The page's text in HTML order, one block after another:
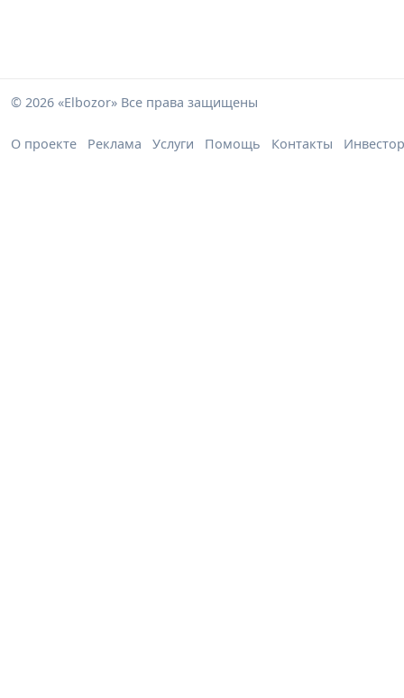
© 2026 «Elbozor» Все права защищены
О проекте Реклама Услуги Помощь Контакты